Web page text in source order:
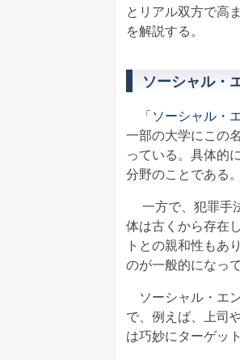
とリアル双方で高
を解説する。
ソーシャル・
「 ソーシャル・
一部の大学にこの
っている。具体的
分野のことである。
一方で、犯罪手
体は古くから存在
トとの親和性もあ
のが一般的になっ
ソーシャル・エ
で、例えば、上司
は巧妙にターゲッ